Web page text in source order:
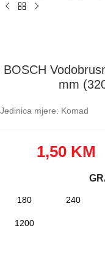
BOSCH
mm
Jedinica mjere: Komad
1,50 KM
180 240
1200